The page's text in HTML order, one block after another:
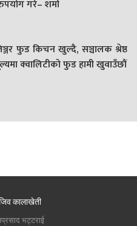
गरे– शर्मा
फुड किचन खुल्दै, सञ्चालक श्रेष्ठ
क्वालिटीको फुड हामी खुवाउँछौं
कालाखेती
भट्टराई